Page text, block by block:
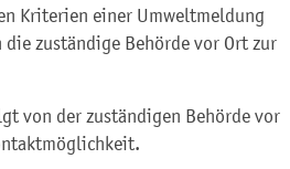
Kriterien einer Umweltmeldung
zuständige Behörde vor Ort zur
von der zuständigen Behörde vor